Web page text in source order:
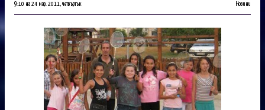
9:10 на 24 мар. 2011, четвъртък Новини